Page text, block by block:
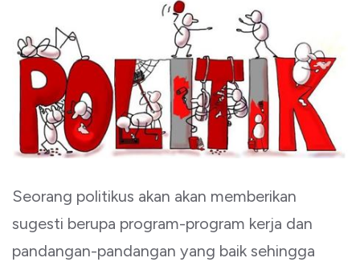
Seorang politikus akan akan memberikan
sugesti berupa program-program kerja dan
pandangan-pandangan yang baik sehingga